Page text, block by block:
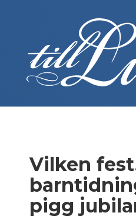
Vilken
pigg